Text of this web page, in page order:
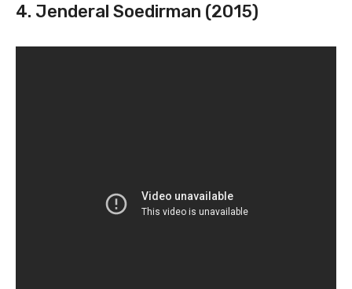
4. Jenderal Soedirman (2015)